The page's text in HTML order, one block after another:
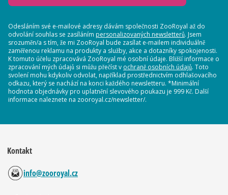
Odesláním své e-mailové adresy dávám společnosti ZooRoyal až do
odvolání souhlas se zasíláním personalizovaných newsletterů. Jsem
srozuměn/a s tím, že mi ZooRoyal bude zasílat e-mailem individuálně
zaměřenou reklamu na produkty a služby, akce a dotazníky spokojenosti.
K tomuto účelu zpracovává ZooRoyal mé osobní údaje. Bližší informace o
zpracování mých údajů si můžu přečíst v ochraně osobních údajů. Toto
svolení mohu kdykoliv odvolat, například prostřednictvím odhlašovacího
odkazu, který se nachází na konci každého newsletteru. *Minimální
hodnota objednávky pro uplatnění slevového poukazu je 999 Kč. Další
informace naleznete na zooroyal.cz/newsletter/.
Kontakt
info@zooroyal.cz